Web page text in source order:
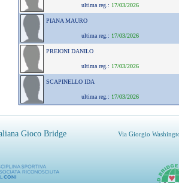
ultima reg.: 17/03/2026
PIANA MAURO
ultima reg.: 17/03/2026
PREIONI DANILO
ultima reg.: 17/03/2026
SCAPINELLO IDA
ultima reg.: 17/03/2026
Gioco Bridge Via Giorgio